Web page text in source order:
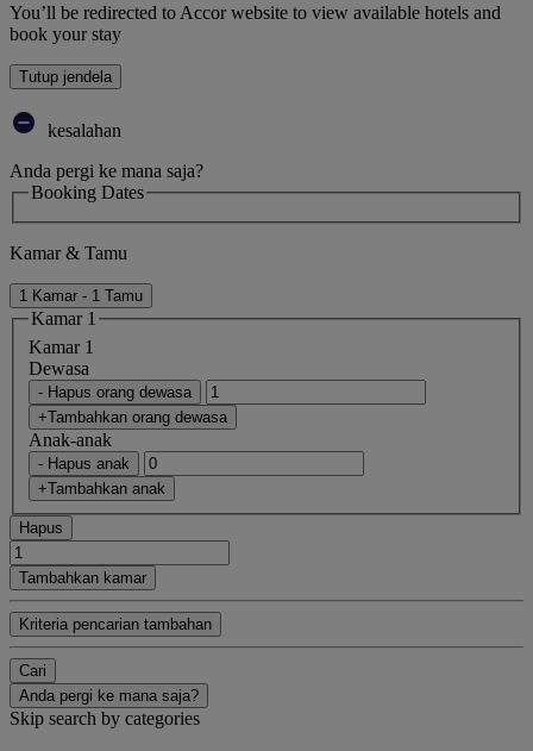
You’ll be redirected to Accor website to view available hotels and
book your stay
Tutup jendela
kesalahan
Anda pergi ke mana saja?
Booking Dates
Kamar & Tamu
1 Kamar - 1 Tamu
Kamar 1
Kamar 1
Dewasa
- Hapus orang dewasa
+Tambahkan orang dewasa
Anak-anak
- Hapus anak
+Tambahkan anak
Hapus
Tambahkan kamar
Kriteria pencarian tambahan
Cari
Anda pergi ke mana saja?
Skip search by categories